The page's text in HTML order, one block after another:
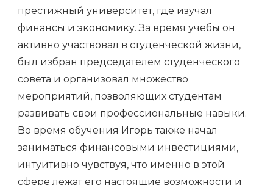
престижный университет, где изучал
финансы и экономику. За время учебы он
активно участвовал в студенческой жизни,
был избран председателем студенческого
совета и организовал множество
мероприятий, позволяющих студентам
развивать свои профессиональные навыки.
Во время обучения Игорь также начал
заниматься финансовыми инвестициями,
интуитивно чувствуя, что именно в этой
сфере лежат его настоящие возможности и